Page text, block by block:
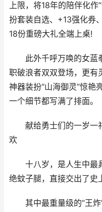
上限，将18年的陪伴化作
扮套装自选、+13强化券
18份重磅大礼全端上桌!
此外千呼万唤的女蓝
职破浪者双双登场，更有
神器装扮“山海御灵”惊艳
一个细节都写满了排面。
献给勇士们的一岁一礼
欢
十八岁，是人生中最
绝蚊子腿，直接交出了史
其中最重量级的“王炸”